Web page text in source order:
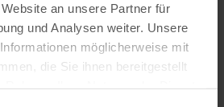
an unsere Partner für
und Analysen weiter. Unsere
möglicherweise mit
die Sie ihnen bereitgestellt